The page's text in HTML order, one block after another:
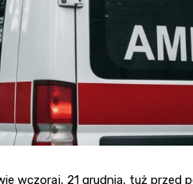
wczoraj, 21 grudnia, tuż przed